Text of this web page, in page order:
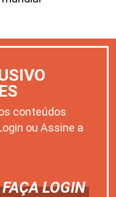
conteúdos
ou Assine a
LOGIN